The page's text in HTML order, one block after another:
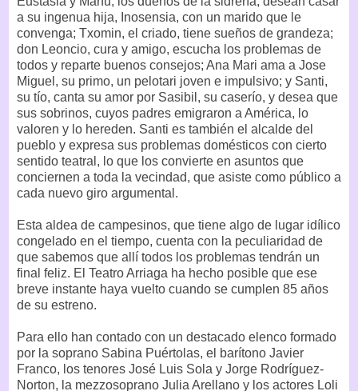
a su ingenua hija, Inosensia, con un marido que le
convenga; Txomin, el criado, tiene sueños de grandeza;
don Leoncio, cura y amigo, escucha los problemas de
todos y reparte buenos consejos; Ana Mari ama a Jose
Miguel, su primo, un pelotari joven e impulsivo; y Santi,
su tío, canta su amor por Sasibil, su caserío, y desea que
sus sobrinos, cuyos padres emigraron a América, lo
valoren y lo hereden. Santi es también el alcalde del
pueblo y expresa sus problemas domésticos con cierto
sentido teatral, lo que los convierte en asuntos que
conciernen a toda la vecindad, que asiste como público a
cada nuevo giro argumental.
Esta aldea de campesinos, que tiene algo de lugar idílico
congelado en el tiempo, cuenta con la peculiaridad de
que sabemos que allí todos los problemas tendrán un
final feliz. El Teatro Arriaga ha hecho posible que ese
breve instante haya vuelto cuando se cumplen 85 años
de su estreno.
Para ello han contado con un destacado elenco formado
por la soprano Sabina Puértolas, el barítono Javier
Franco, los tenores José Luis Sola y Jorge Rodríguez-
Norton, la mezzosoprano Julia Arellano y los actores Loli